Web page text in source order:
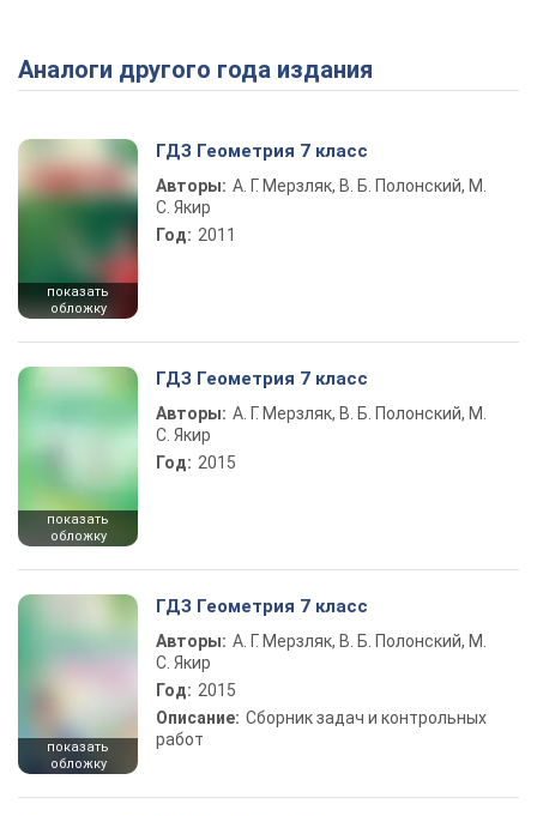
Play Video
Аналоги другого года издания
показать
обложку
ГДЗ Геометрия 7 класс
Авторы: А. Г. Мерзляк, В. Б. Полонский, М.
С. Якир
Год: 2011
показать
обложку
ГДЗ Геометрия 7 класс
Авторы: А. Г. Мерзляк, В. Б. Полонский, М.
С. Якир
Год: 2015
показать
обложку
ГДЗ Геометрия 7 класс
Авторы: А. Г. Мерзляк, В. Б. Полонский, М.
С. Якир
Год: 2015
Описание: Сборник задач и контрольных
работ